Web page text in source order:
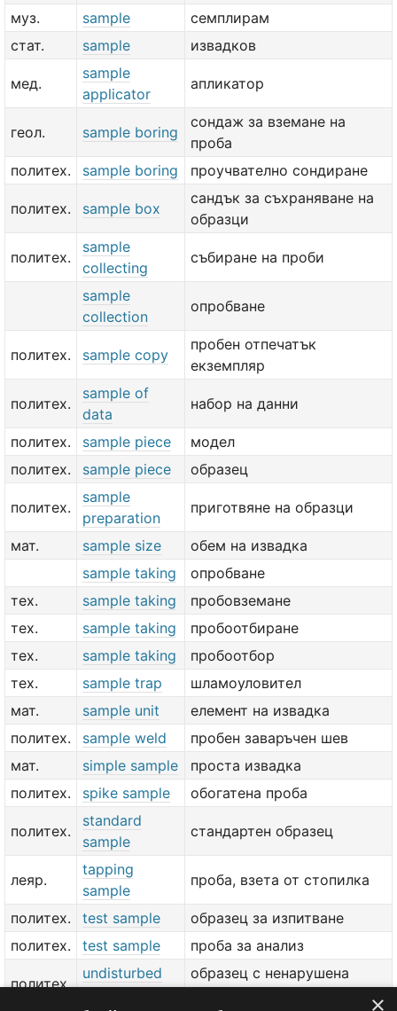
муз.
sample
семплирам
стат.
sample извадков
мед.
sample
applicator
апликатор
геол. sample boring
сондаж за вземане на
проба
политех.
sample boring проучвателно сондиране
политех. sample box
сандък за съхраняване на
образци
политех.
sample
collecting
събиране на проби
sample
collection
опробване
политех. sample copy
пробен отпечатък
екземпляр
политех.
sample of
data
набор на данни
политех. sample piece
модел
политех.
sample piece образец
политех.
sample
preparation
приготвяне на образци
мат. sample size
обем на извадка
sample taking
опробване
тех.
sample taking
пробовземане
тех.
sample taking
пробоотбиране
тех.
sample taking
пробоотбор
тех.
sample trap
шламоуловител
мат.
sample unit
елемент на извадка
политех.
sample weld
пробен заваръчен шев
мат.
simple sample
проста извадка
политех.
spike sample обогатена проба
политех.
standard
sample
стандартен образец
леяр.
tapping
sample
проба, взета от стопилка
политех. test sample
образец за изпитване
политех.
test sample проба за анализ
политех.
undisturbed
образец с ненарушена
×